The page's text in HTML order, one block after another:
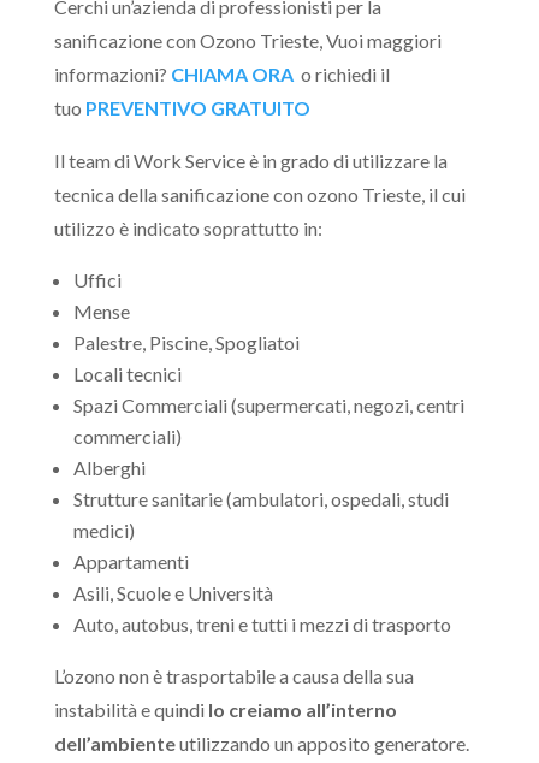
Cerchi un’azienda di professionisti per la
sanificazione con Ozono Trieste, Vuoi maggiori
informazioni? CHIAMA ORA o richiedi il
tuo PREVENTIVO GRATUITO
Il team di Work Service è in grado di utilizzare la
tecnica della sanificazione con ozono Trieste, il cui
utilizzo è indicato soprattutto in:
Uffici
Mense
Palestre, Piscine, Spogliatoi
Locali tecnici
Spazi Commerciali (supermercati, negozi, centri
commerciali)
Alberghi
Strutture sanitarie (ambulatori, ospedali, studi
medici)
Appartamenti
Asili, Scuole e Università
Auto, autobus, treni e tutti i mezzi di trasporto
L’ozono non è trasportabile a causa della sua
instabilità e quindi lo creiamo all’interno
dell’ambienteutilizzando un apposito generatore.